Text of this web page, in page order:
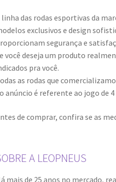
linha das rodas esportivas da
exclusivos e design
segurança e
você deseja um produto
pra você.
as rodas que
anúncio é referente ao jogo de 4
de comprar, confira se as
A LEOPNEUS
mais de 25 anos no mercado,